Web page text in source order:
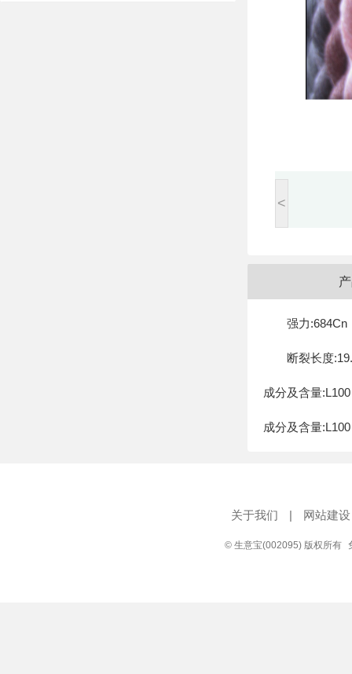
<
强力:684Cn
断裂长度
成分及含量:L100
成分及含量:L100
关于我们 | 网站建设
© 生意宝(002095) 版权所有